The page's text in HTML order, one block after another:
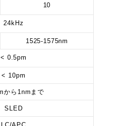
10
24kHz
1525-1575nm
< 0.5pm
< 10pm
から1nmまで
SLED